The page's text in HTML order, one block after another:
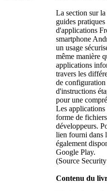
La section sur
guides
d'applications
smartphone
un usage
même manière
applications
travers les
de configuration
d'instructions
pour une
Les applications
forme de
développeurs.
lien fourni dans
également
Google Play.
(Source
Contenu du